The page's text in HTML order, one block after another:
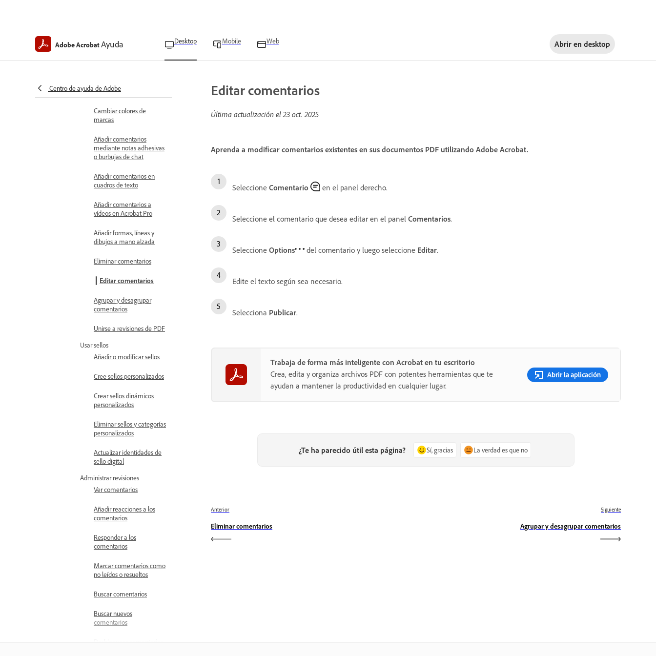
Adobe AcrobatAyuda Desktop Mobile Web Abrir en desktop
Centro de ayuda de Adobe
texto o a las imágenes
Añadir marcas
Cambiar colores de
marcas
Añadir comentarios
mediante notas adhesivas
o burbujas de chat
Añadir comentarios en
cuadros de texto
Añadir comentarios a
vídeos en Acrobat Pro
Añadir formas, líneas y
dibujos a mano alzada
Eliminar comentarios
Editar comentarios
Agrupar y desagrupar
comentarios
Unirse a revisiones de PDF
Usar sellos
Añadir o modificar sellos
Cree sellos personalizados
Crear sellos dinámicos
personalizados
Eliminar sellos y categorías
personalizados
Actualizar identidades de
sello digital
Administrar revisiones
Ver comentarios
Añadir reacciones a los
comentarios
Responder a los
comentarios
Marcar comentarios como
no leídos o resueltos
Buscar comentarios
Buscar nuevos
comentarios
Desbloquear comentarios
Editar comentarios
Última actualización el23 oct. 2025
Aprenda a modificar comentarios existentes en sus documentos PDF utilizando Adobe Acrobat.
Seleccione Comentario en el panel derecho.
Seleccione el comentario que desea editar en el panel Comentarios.
Seleccione Options del comentario y luego seleccione Editar.
Edite el texto según sea necesario.
Selecciona Publicar.
Trabaja de forma más inteligente con Acrobat en tu escritorio
Crea, edita y organiza archivos PDF con potentes herramientas que te
ayudan a mantener la productividad en cualquier lugar.
Abrir la aplicación
¿Te ha parecido útil esta página? Sí, gracias La verdad es que no
Anterior
Eliminar comentarios
Siguiente
Agrupar y desagrupar comentarios